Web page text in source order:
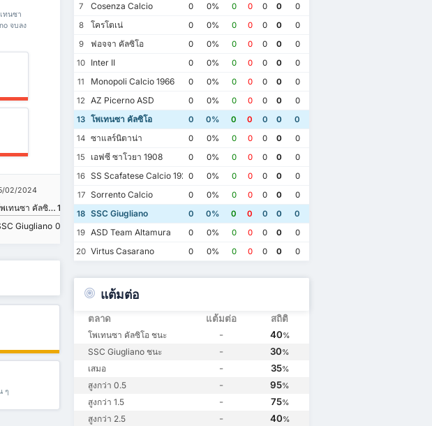
ทนซา
จบลง
02/2024
โพเทนซา คัลซิโอ 1
Giugliano 0
21/10/2023
SSC Giugliano 0
โพเทนซา คัลซิโอ0
16/04/2023
SSC Giugliano 3
โพเทนซา คัลซิโอ2
11/12/2022
SSC Giugliano
ๆ
7
Cosenza Calcio 0 0% 0 0 0 0
0
8
โครโตเน่ 0 0% 0 0 0 0
0
9
ฟอจจา คัลซิโอ 0 0% 0 0 0 0
0
10
Inter II 0 0% 0 0 0 0
0
11
Monopoli Calcio 1966 0 0% 0 0 0 0
0
12
AZ Picerno ASD 0 0% 0 0 0 0
0
13 โพเทนซา คัลซิโอ 0 0% 0 0 0 0
0
14 ซาแลร์นิตาน่า 0 0% 0 0 0 0
0
15
เอฟซี ซาโวยา 1908 0 0% 0 0 0 0
0
16 SS Scafatese Calcio 19220 0% 0 0 0 0
0
17 Sorrento Calcio 0 0% 0 0 0 0
0
18 SSC Giugliano 0 0% 0 0 0 0
0
19 ASD Team Altamura 0 0% 0 0 0 0
0
20 Virtus Casarano 0 0% 0 0 0 0 0
แต้มต่อ
ตลาด แต้มต่อ สถิติ
โพเทนซา คัลซิโอ ชนะ - 40%
SSC Giugliano ชนะ - 30%
เสมอ - 35%
สูงกว่า 0.5 - 95%
สูงกว่า 1.5 - 75%
สูงกว่า 2.5 - 40%